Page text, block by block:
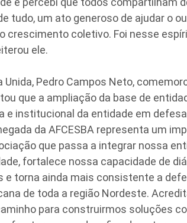
tudo, um ato generoso de ajudar o
crescimento coletivo. Foi nesse
ele.
Unida, Pedro Campos Neto,
que a ampliação da base de
e institucional da entidade em
da AFCESBA representa um
que passa a integrar nossa
fortalece nossa capacidade de
e torna ainda mais consistente a
de toda a região Nordeste.
para construirmos soluções